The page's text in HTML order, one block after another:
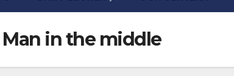
Man in the middle